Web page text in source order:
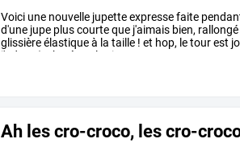
Voici une nouvelle jupetteexpressefaite
d'une jupe pluscourteque j'aimais bien, rallongé
glissièreélastiqueà la taille ! et hop, letourest
j'adore
(acheté le site
Ah les cro-croco, les cro-